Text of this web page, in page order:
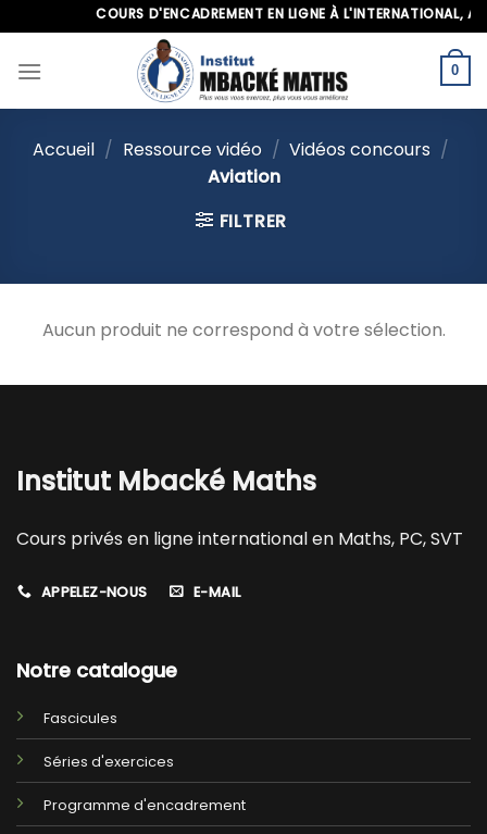
to
content
COURS D'ENCADREMENT EN LIGNE À L'INTERNATIONAL,
0
Accueil / Ressource vidéo / Vidéos concours /
Aviation
FILTRER
Aucun produit ne correspond à votre sélection.
Institut Mbacké Maths
Cours privés en ligne international en Maths, PC, SVT
APPELEZ-NOUS E-MAIL
Notre catalogue
Fascicules
Séries d'exercices
Programme d'encadrement